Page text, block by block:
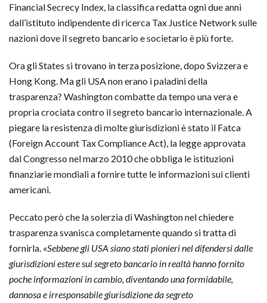
Financial Secrecy Index, la classifica redatta ogni due anni
dall’istituto indipendente di ricerca Tax Justice Network sulle
nazioni dove il segreto bancario e societario è più forte.
Ora gli States si trovano in terza posizione, dopo Svizzera e
Hong Kong. Ma gli USA non erano i paladini della
trasparenza? Washington combatte da tempo una vera e
propria crociata contro il segreto bancario internazionale. A
piegare la resistenza di molte giurisdizioni è stato il Fatca
(Foreign Account Tax Compliance Act), la legge approvata
dal Congresso nel marzo 2010 che obbliga le istituzioni
finanziarie mondiali a fornire tutte le informazioni sui clienti
americani.
Peccato però che la solerzia di Washington nel chiedere
trasparenza svanisca completamente quando si tratta di
fornirla. «Sebbene gli USA siano stati pionieri nel difendersi dalle
giurisdizioni estere sul segreto bancario in realtà hanno fornito
poche informazioni in cambio, diventando una formidabile,
dannosa e irresponsabile giurisdizione da segreto